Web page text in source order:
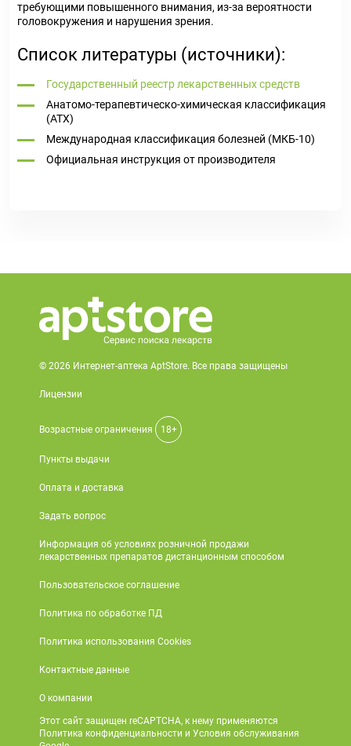
требующими повышенного внимания, из-за вероятности
головокружения и нарушения зрения.
Список литературы (источники):
Государственный реестр лекарственных средств
Анатомо-терапевтическо-химическая классификация
(ATX)
Международная классификация болезней (МКБ-10)
Официальная инструкция от производителя
© 2026 Интернет-аптека AptStore. Все права защищены
Лицензии
Возрастные ограничения 18+
Пункты выдачи
Оплата и доставка
Задать вопрос
Информация об условиях розничной продажи
лекарственных препаратов дистанционным способом
Пользовательское соглашение
Политика по обработке ПД
Политика использования Cookies
Контактные данные
О компании
Этот сайт защищен reCAPTCHA, к нему применяются
Политика конфиденциальности и Условия обслуживания